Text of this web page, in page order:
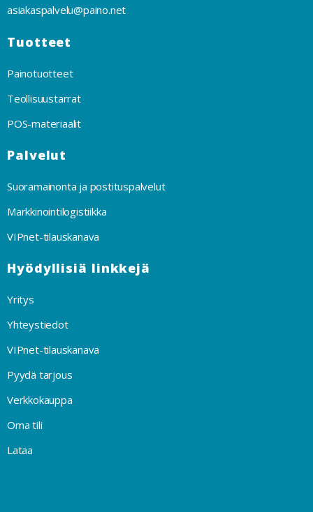
asiakaspalvelu@paino.net
Tuotteet
Painotuotteet
Teollisuustarrat
POS-materiaalit
Palvelut
Suoramainonta ja postituspalvelut
Markkinointilogistiikka
VIPnet-tilauskanava
Hyödyllisiä linkkejä
Yritys
Yhteystiedot
VIPnet-tilauskanava
Pyydä tarjous
Verkkokauppa
Oma tili
Lataa